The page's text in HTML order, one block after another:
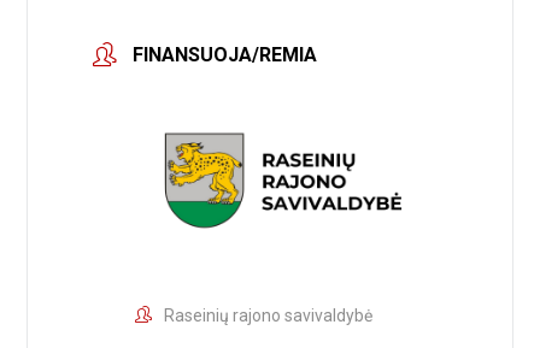
FINANSUOJA/REMIA
Raseinių rajono savivaldybė